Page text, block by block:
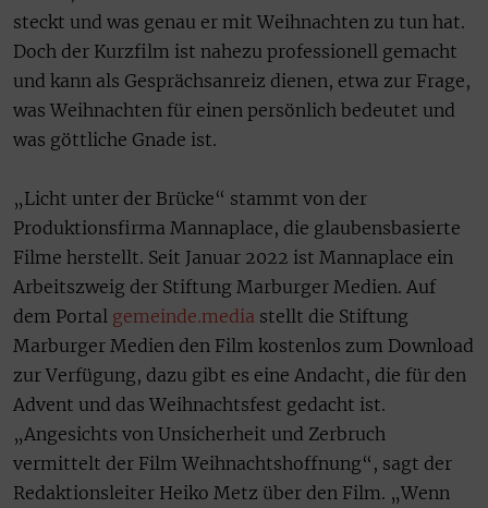
steckt und was genau er mit Weihnachten zu tun hat.
Doch der Kurzfilm ist nahezu professionell gemacht
und kann als Gesprächsanreiz dienen, etwa zur Frage,
was Weihnachten für einen persönlich bedeutet und
was göttliche Gnade ist.
„Licht unter der Brücke“ stammt von der
Produktionsfirma Mannaplace, die glaubensbasierte
Filme herstellt. Seit Januar 2022 ist Mannaplace ein
Arbeitszweig der Stiftung Marburger Medien. Auf
dem Portal gemeinde.media stellt die Stiftung
Marburger Medien den Film kostenlos zum Download
zur Verfügung, dazu gibt es eine Andacht, die für den
Advent und das Weihnachtsfest gedacht ist.
„Angesichts von Unsicherheit und Zerbruch
vermittelt der Film Weihnachtshoffnung“, sagt der
Redaktionsleiter Heiko Metz über den Film. „Wenn